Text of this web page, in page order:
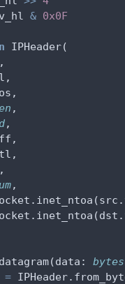
& 0x0F
IPHeader(
,
,
,
bytes
=